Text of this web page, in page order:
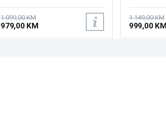
6, LAN, Bluetooth 5.1, HDMI, 2x
USB-A 3.2, 1x USB Type-C (3.2),
1x audio/microphone combo,
Battery: 65Wh, Tastatura: US-
1.099,00 KM
979,00 KM
720p HD,
1 USB
rate
only and
1.149,00 KM
999,00 KM